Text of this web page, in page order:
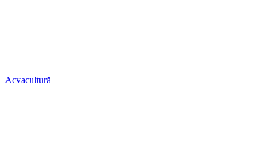
Acvacultură